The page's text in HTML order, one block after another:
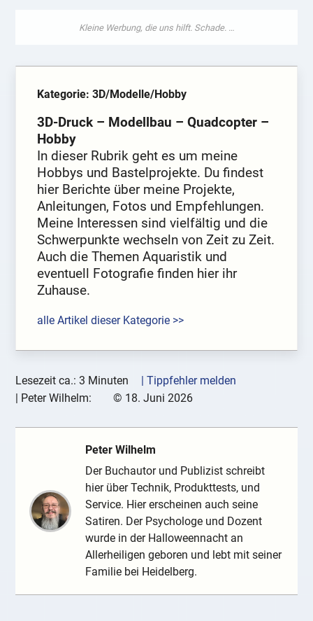
Kategorie: 3D/Modelle/Hobby
3D-Druck – Modellbau – Quadcopter –
Hobby
In dieser Rubrik geht es um meine
Hobbys und Bastelprojekte. Du findest
hier Berichte über meine Projekte,
Anleitungen, Fotos und Empfehlungen.
Meine Interessen sind vielfältig und die
Schwerpunkte wechseln von Zeit zu Zeit.
Auch die Themen Aquaristik und
eventuell Fotografie finden hier ihr
Zuhause.
alle Artikel dieser Kategorie >>
Lesezeit ca.: 3 Minuten
| Tippfehler melden
Peter Wilhelm: © 18. Juni 2026
Peter Wilhelm
Der Buchautor und Publizist schreibt
hier über Technik, Produkttests, und
Service. Hier erscheinen auch seine
Satiren. Der Psychologe und Dozent
wurde in der Halloweennacht an
Allerheiligen geboren und lebt mit seiner
Familie bei Heidelberg.